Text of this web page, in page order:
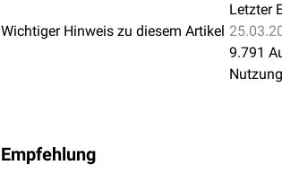
Wichtiger Hinweis zu diesem Artikel
Letzter
9.791
Empfehlung